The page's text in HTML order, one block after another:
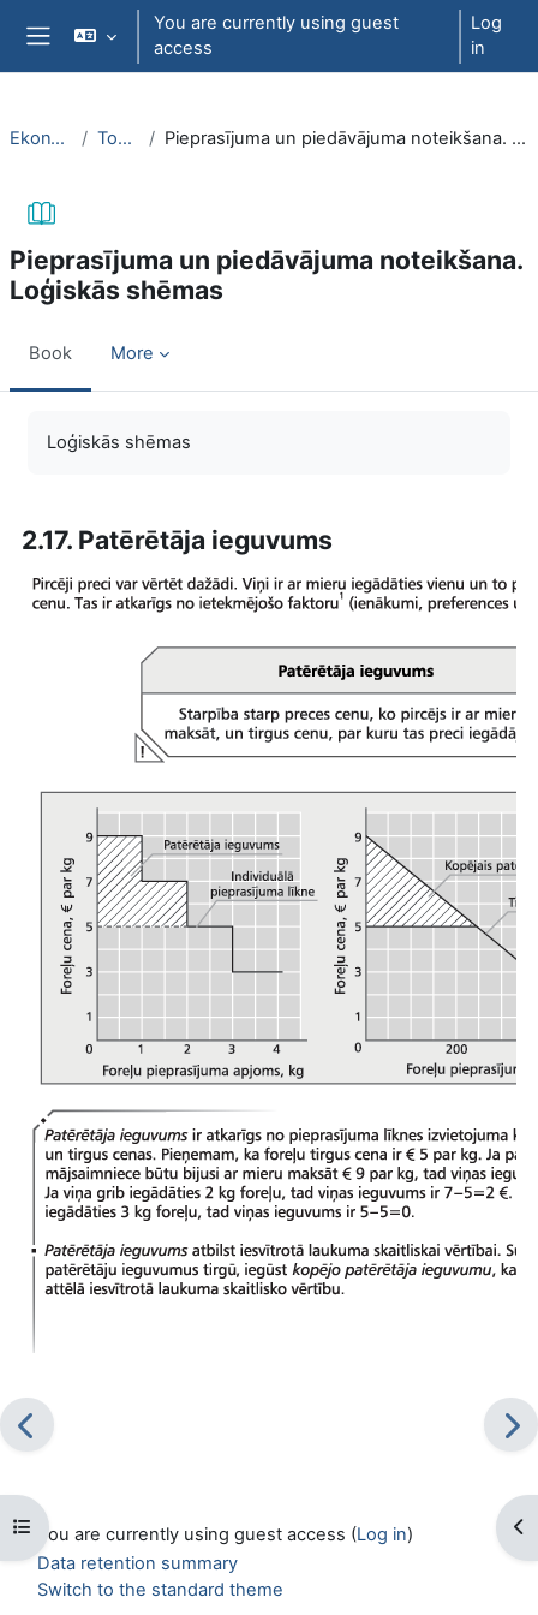
Skip to main content
You are currently using guest
access
Log
in
Open course index
EkonT000 Topic 6 Pieprasījuma un piedāvājuma noteikšana. Loģiskās shēmas
Pieprasījuma un piedāvājuma noteikšana.
Loģiskās shēmas
Book More
Loģiskās shēmas
2.17. Patērētāja ieguvums
You are currently using guest access (Log in)
Data retention summary
Switch to the standard theme